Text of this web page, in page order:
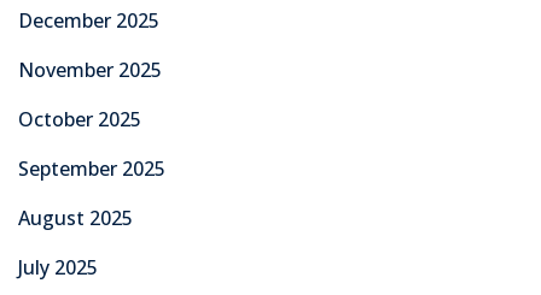
December 2025
November 2025
October 2025
September 2025
August 2025
July 2025